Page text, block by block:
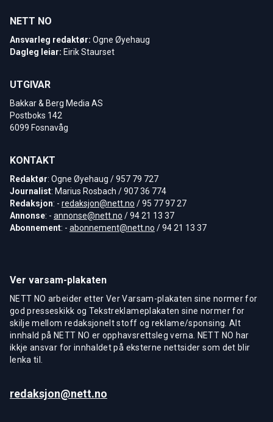
NETT NO
Ansvarleg redaktør: Ogne Øyehaug
Dagleg leiar: Eirik Staurset
UTGIVAR
Bakkar & Berg Media AS
Postboks 142
6099 Fosnavåg
KONTAKT
Redaktør: Ogne Øyehaug / 957 79 727
Journalist: Marius Rosbach / 907 36 774
Redaksjon: - redaksjon@nett.no / 95 77 97 27
Annonse: - annonse@nett.no / 94 21 13 37
Abonnement: - abonnement@nett.no / 94 21 13 37
Ver varsam-plakaten
NETT NO arbeider etter Ver Varsam-plakaten sine normer for
god presseskikk og Tekstreklameplakaten sine normer for
skilje mellom redaksjonelt stoff og reklame/sponsing. Alt
innhald på NETT NO er opphavsrettsleg verna. NETT NO har
ikkje ansvar for innhaldet på eksterne nettsider som det blir
lenka til.
redaksjon@nett.no